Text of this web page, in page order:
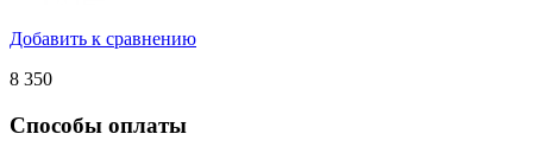
Добавить к сравнению
8 350
Способы оплаты